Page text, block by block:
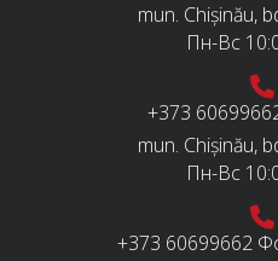
mun. Chișinău,
Пн-Вс
+373
mun. Chișinău,
Пн-Вс
+373 60699662